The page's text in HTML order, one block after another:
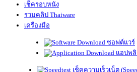
เช็ครอบหนัง
รวมคลิป Thaiware
เครื่องมือ
ซอฟต์แวร์
แอปพ
เช็คความเร็วเน็ต